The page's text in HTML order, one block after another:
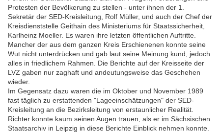
Protesten der Bevölkerung zu stellen - unter ihnen der 1.
Sekretär der SED-Kreisleitung, Rolf Müller, und auch der Chef der
Kreisdienststelle Geithain des Ministeriums für Staatssicherheit,
Karlheinz Moeller. Es waren ihre letzten öffentlichen Auftritte.
Mancher der aus dem ganzen Kreis Erschienenen konnte seine
Wut nicht unterdrücken und gab laut seine Meinung kund, jedoch
alles in friedlichem Rahmen. Die Berichte auf der Kreisseite der
LVZ gaben nur zaghaft und andeutungsweise das Geschehen
wieder.
Im Gegensatz dazu waren die im Oktober und November 1989
fast täglich zu erstattenden "Lageeinschätzungen" der SED-
Kreisleitung an die Bezirksleitung von erstaunlicher Realität.
Richter konnte kaum seinen Augen trauen, als er im Sächsischen
Staatsarchiv in Leipzig in diese Berichte Einblick nehmen konnte.